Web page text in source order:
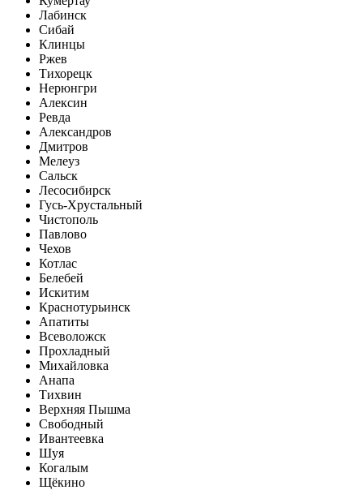
Лабинск
Сибай
Клинцы
Ржев
Тихорецк
Нерюнгри
Алексин
Ревда
Александров
Дмитров
Мелеуз
Сальск
Лесосибирск
Гусь-Хрустальный
Чистополь
Павлово
Чехов
Котлас
Белебей
Искитим
Краснотурьинск
Апатиты
Всеволожск
Прохладный
Михайловка
Анапа
Тихвин
Верхняя Пышма
Свободный
Ивантеевка
Шуя
Когалым
Щёкино